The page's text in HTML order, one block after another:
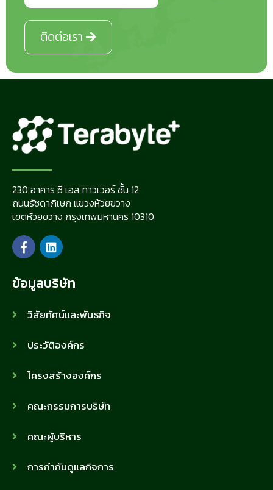
ติดต่อเรา
230 อาคาร ซี เอส ทาวเวอร์ ชั้น 12
ถนนรัชดาภิเษก แขวงห้วยขวาง
เขตห้วยขวาง กรุงเทพมหานคร 10310
ข้อมูลบริษัท
วิสัยทัศน์และพันธกิจ
ประวัติองค์กร
โครงสร้างองค์กร
คณะกรรมการบริษัท
คณะผู้บริหาร
การกำกับดูแลกิจการ